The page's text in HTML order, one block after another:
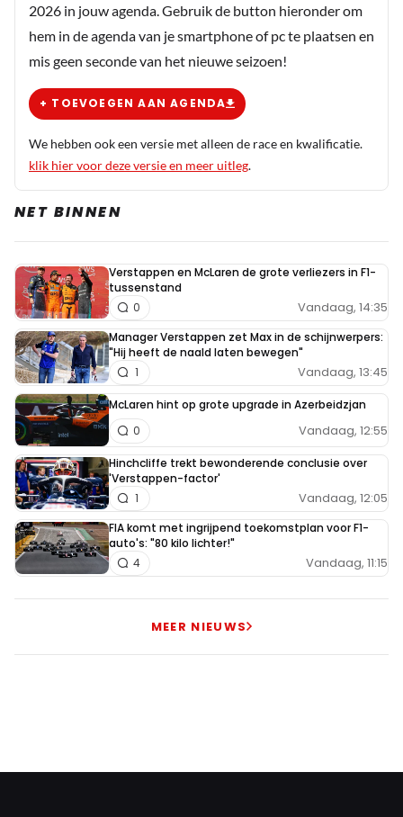
2026 in jouw agenda. Gebruik de button hieronder om
hem in de agenda van je smartphone of pc te plaatsen en
mis geen seconde van het nieuwe seizoen!
+ TOEVOEGEN AAN AGENDA
We hebben ook een versie met alleen de race en kwalificatie.
klik hier voor deze versie en meer uitleg.
NET BINNEN
Verstappen en McLaren de grote verliezers in F1-
tussenstand
Vandaag, 14:35
0
Manager Verstappen zet Max in de schijnwerpers:
"Hij heeft de naald laten bewegen"
Vandaag, 13:45
1
McLaren hint op grote upgrade in Azerbeidzjan
Vandaag, 12:55
0
Hinchcliffe trekt bewonderende conclusie over
'Verstappen-factor'
Vandaag, 12:05
1
FIA komt met ingrijpend toekomstplan voor F1-
auto's: "80 kilo lichter!"
Vandaag, 11:15
4
MEER NIEUWS